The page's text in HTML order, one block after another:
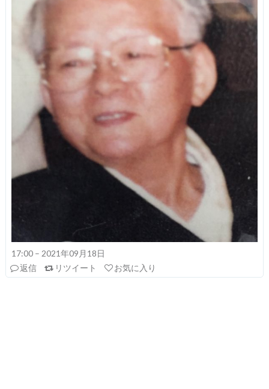
17:00 – 2021年09月18日
返信
リツイート お気に入り